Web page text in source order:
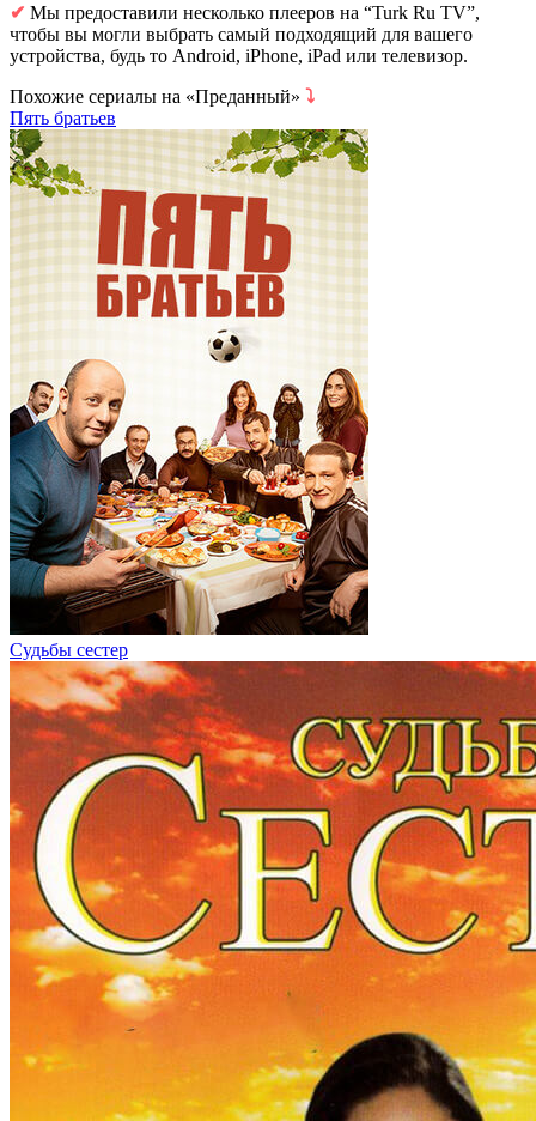
✔ Мы предоставили несколько плееров на “Turk Ru TV”,
чтобы вы могли выбрать самый подходящий для вашего
устройства, будь то Android, iPhone, iPad или телевизор.
Похожие сериалы на «Преданный» ⤵
Пять братьев
Судьбы сестер